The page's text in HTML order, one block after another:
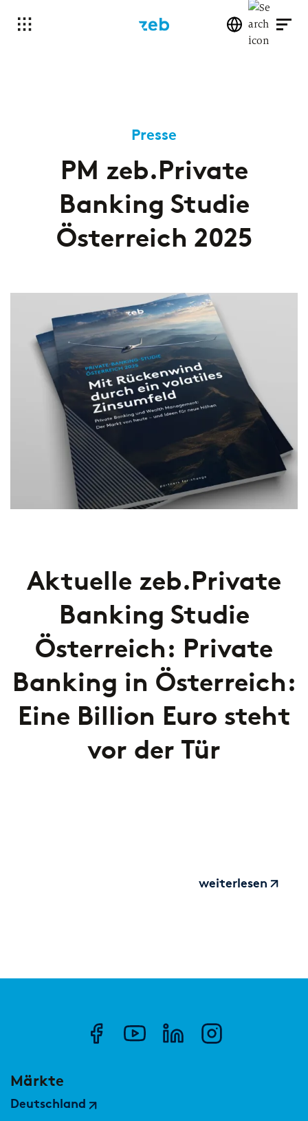
Presse
PM zeb.Private
Banking Studie
Österreich 2025
Aktuelle zeb.Private
Banking Studie
Österreich: Private
Banking in Österreich:
Eine Billion Euro steht
vor der Tür
weiterlesen
Märkte
Deutschland